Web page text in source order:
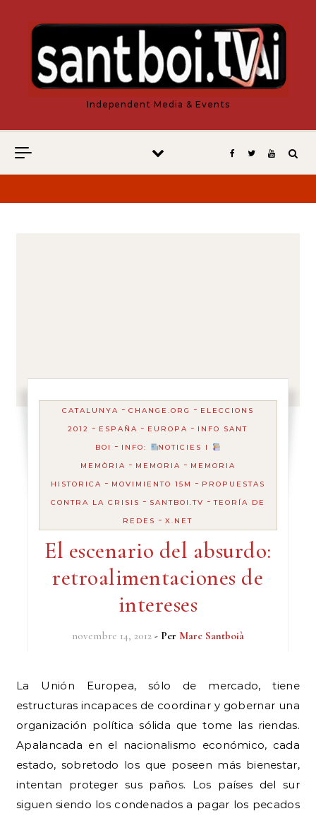
Independent Media & Events
CATALUNYA - CHANGE.ORG - ELECCIONS
2012 - ESPAÑA - EUROPA - INFO SANT
BOI
- INFO:
NOTICIES I
MEMÒRIA - MEMORIA - MEMORIA
HISTORICA - MOVIMIENTO 15M - PROPUESTAS
CONTRA LA CRISIS - SANTBOI.TV -TEORÍA DE
REDES -X.NET
El escenario del absurdo:
retroalimentaciones de
intereses
novembre 14, 2012 - Per Marc Santboià
La Unión Europea, sólo de mercado, tiene
estructuras incapaces de coordinar y gobernar una
organización política sólida que tome las riendas.
Apalancada en el nacionalismo económico, cada
estado, sobretodo los que poseen más bienestar,
intentan proteger sus paños. Los países del sur
siguen siendo los condenados a pagar los pecados